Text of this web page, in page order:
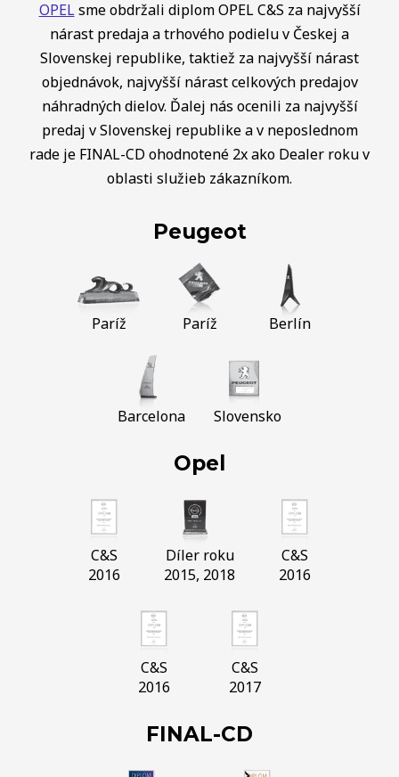
OPELsme obdržali diplom OPEL C&S za najvyšší
nárast predaja a trhového podielu v Českej a
Slovenskej republike, taktiež za najvyšší nárast
objednávok, najvyšší nárast celkových predajov
náhradných dielov. Ďalej nás ocenili za najvyšší
predaj v Slovenskej republike a v neposlednom
rade je FINAL-CD ohodnotené 2x ako Dealer roku v
oblasti služieb zákazníkom.
Peugeot
Paríž Paríž Berlín
Barcelona Slovensko
Opel
C&S
2016
Díler roku
2015, 2018
C&S
2016
C&S
2016
C&S
2017
FINAL-CD